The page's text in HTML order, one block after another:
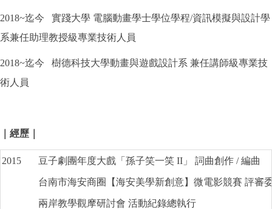
2018~迄今 實踐大學 電腦動畫學士學位學程/資訊模擬與設計學
系兼任助理教授級專業技術人員
2018~迄今 樹德科技大學動畫與遊戲設計系 兼任講師級專業技
術人員
｜經歷｜
2015 豆子劇團年度大戲「孫子笑一笑 II」 詞曲創作 / 編曲
台南市海安商圈【海安美學新創意】微電影競賽 評審
兩岸教學觀摩研討會 活動紀錄總執行